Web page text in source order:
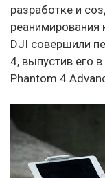
разработке и
DJI совершили
4, выпустив его
Phantom 4